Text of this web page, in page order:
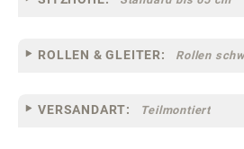
ROLLEN & GLEITER: Rollen
VERSANDART: Teilmontiert